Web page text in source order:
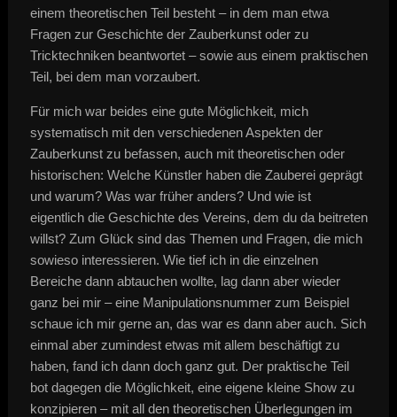
einem theoretischen Teil besteht – in dem man etwa
Fragen zur Geschichte der Zauberkunst oder zu
Tricktechniken beantwortet – sowie aus einem praktischen
Teil, bei dem man vorzaubert.
Für mich war beides eine gute Möglichkeit, mich
systematisch mit den verschiedenen Aspekten der
Zauberkunst zu befassen, auch mit theoretischen oder
historischen: Welche Künstler haben die Zauberei geprägt
und warum? Was war früher anders? Und wie ist
eigentlich die Geschichte des Vereins, dem du da beitreten
willst? Zum Glück sind das Themen und Fragen, die mich
sowieso interessieren. Wie tief ich in die einzelnen
Bereiche dann abtauchen wollte, lag dann aber wieder
ganz bei mir – eine Manipulationsnummer zum Beispiel
schaue ich mir gerne an, das war es dann aber auch. Sich
einmal aber zumindest etwas mit allem beschäftigt zu
haben, fand ich dann doch ganz gut. Der praktische Teil
bot dagegen die Möglichkeit, eine eigene kleine Show zu
konzipieren – mit all den theoretischen Überlegungen im